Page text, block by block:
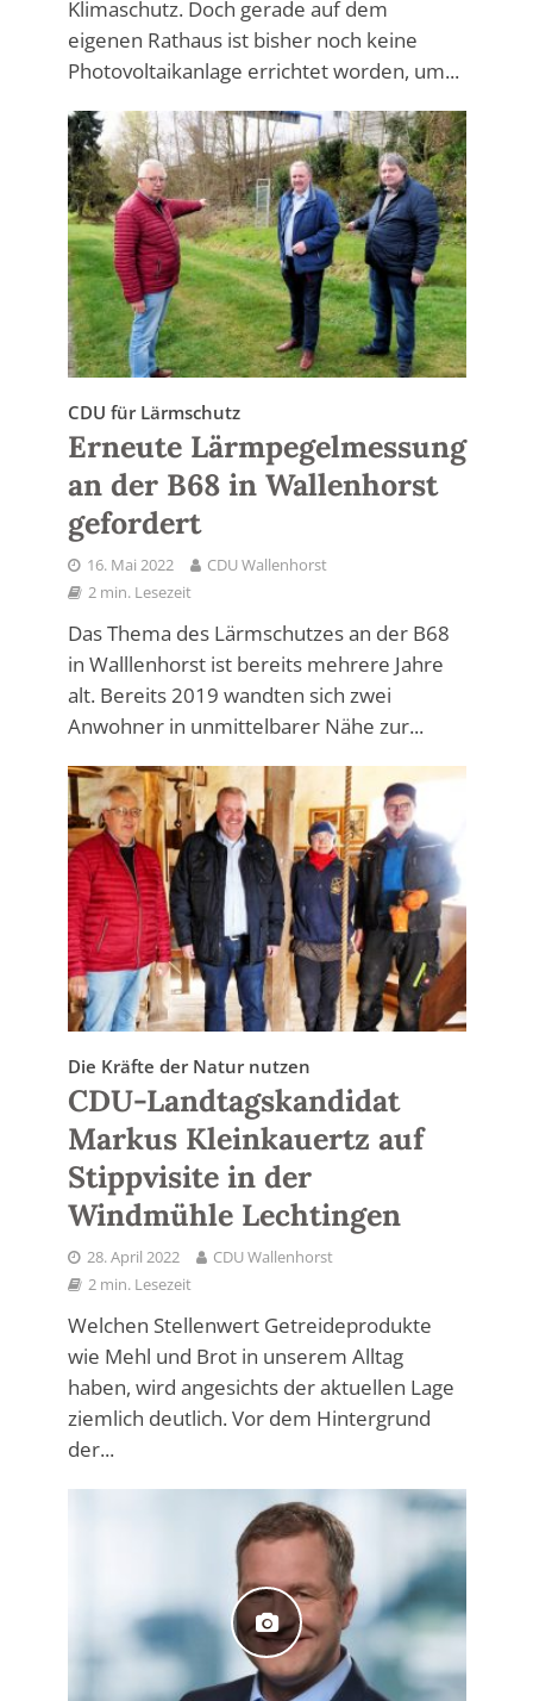
Klimaschutz. Doch gerade auf dem
eigenen Rathaus ist bisher noch keine
Photovoltaikanlage errichtet worden, um...
CDU für Lärmschutz
Erneute Lärmpegelmessung
an der B68 in Wallenhorst
gefordert
16. Mai 2022
CDU Wallenhorst
2 min. Lesezeit
Das Thema des Lärmschutzes an der B68
in Walllenhorst ist bereits mehrere Jahre
alt. Bereits 2019 wandten sich zwei
Anwohner in unmittelbarer Nähe zur...
Die Kräfte der Natur nutzen
CDU-Landtagskandidat
Markus Kleinkauertz auf
Stippvisite in der
Windmühle Lechtingen
28. April 2022
CDU Wallenhorst
2 min. Lesezeit
Welchen Stellenwert Getreideprodukte
wie Mehl und Brot in unserem Alltag
haben, wird angesichts der aktuellen Lage
ziemlich deutlich. Vor dem Hintergrund
der...